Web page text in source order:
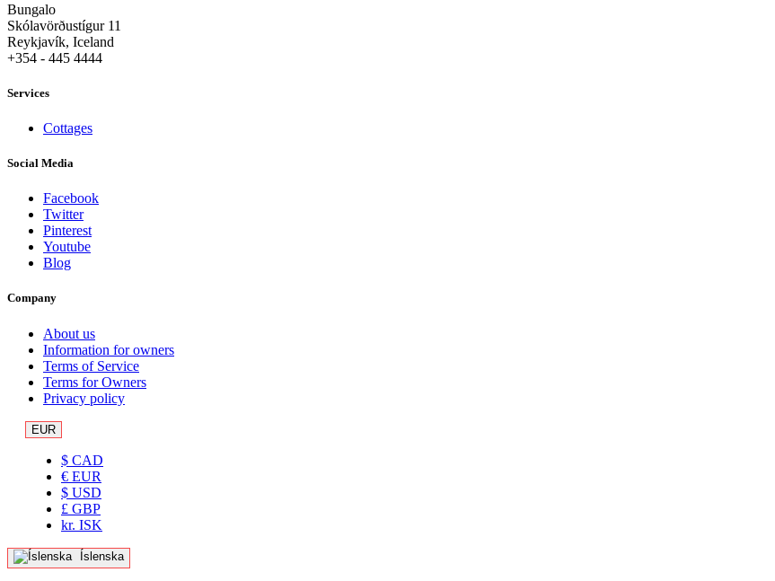
Bungalo
Skólavörðustígur 11
Reykjavík, Iceland
+354 - 445 4444
Services
Cottages
Social Media
Facebook
Twitter
Pinterest
Youtube
Blog
Company
About us
Information for owners
Terms of Service
Terms for Owners
Privacy policy
EUR
$ CAD
€ EUR
$ USD
£ GBP
kr. ISK
Íslenska